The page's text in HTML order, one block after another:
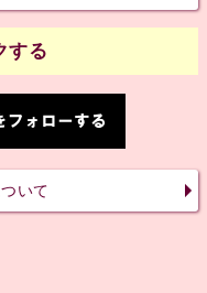
する
いて